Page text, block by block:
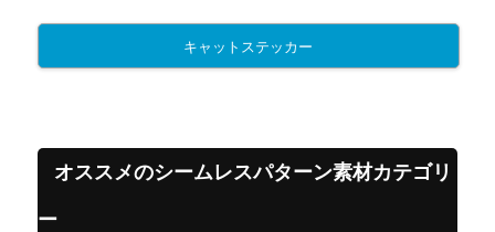
キャットステッカー
オススメのシームレスパターン素材カテゴリ
ー